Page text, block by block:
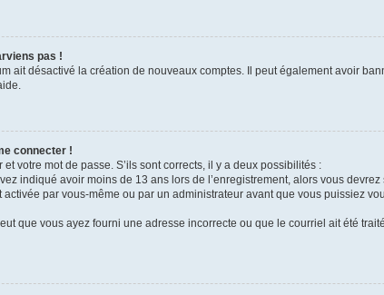
pas !
ait désactivé la création de nouveaux comptes. Il peut également avoir
connecter !
votre mot de passe. S’ils sont corrects, il y a deux possibilités :
indiqué avoir moins de 13 ans lors de l’enregistrement, alors vous
par vous-même ou par un administrateur avant que vous puissiez
que vous ayez fourni une adresse incorrecte ou que le courriel ait été